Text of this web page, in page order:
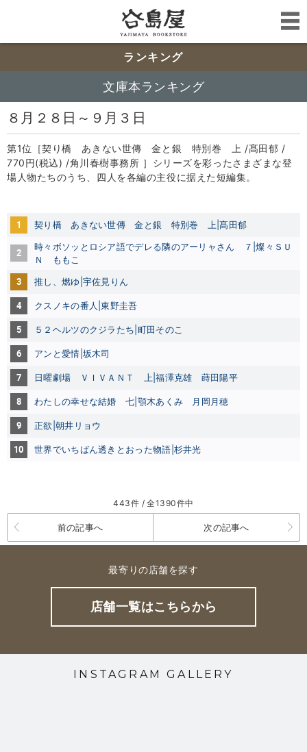
ランキング
文庫本ランキング
８月２８日～９月３日
第1位［契り橋 あきない世傳 金と銀 特別巻 上 /髙田郁 /
770円(税込) /角川春樹事務所 ］シリーズを彩ったさまざまな登
場人物たちのうち、四人を各編の主役に据えた短編集。
1 契り橋 あきない世傳 金と銀 特別巻 上|髙田郁
2
時々ボソッとロシア語でデレる隣のアーリャさん ７|燦々ＳＵ
Ｎ
ももこ
3 推し、燃ゆ|宇佐見りん
4 クスノキの番人|東野圭吾
5 ５２ヘルツのクジラたち|町田そのこ
6 アンと愛情|坂木司
7 日曜劇場 ＶＩＶＡＮＴ 上|福澤克雄 蒔田陽平
8 わたしの幸せな結婚 七|顎木あくみ 月岡月穂
9 正欲|朝井リョウ
10 世界でいちばん透きとおった物語|杉井光
443件 / 全1390件中
前の記事へ 次の記事へ
最寄りの店舗を探す
店舗一覧はこちらから
INSTAGRAM GALLERY